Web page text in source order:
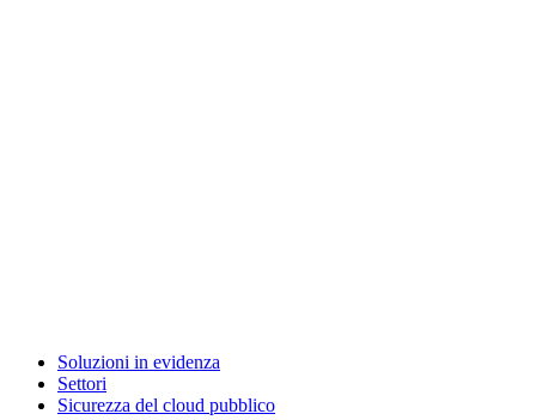
Soluzioni in evidenza
Settori
Sicurezza del cloud pubblico